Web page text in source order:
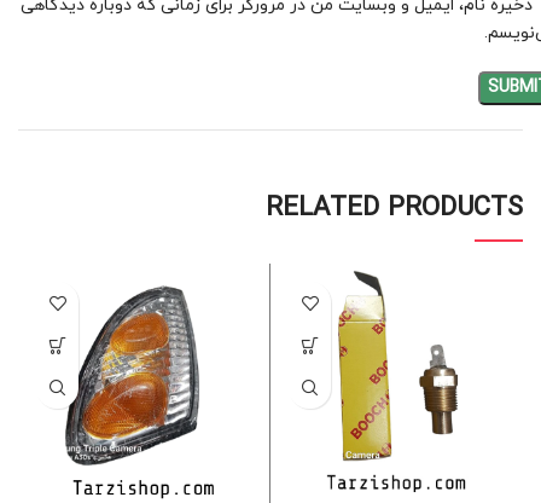
ذخیره نام، ایمیل و وبسایت من در مرورگر برای زمانی که دوباره دیدگاهی
RELATED PRODUCTS